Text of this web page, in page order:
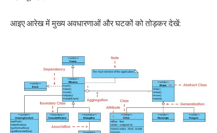
आइए आरेख में मुख्य अवधारणाओं और घटकों को तोड़कर देखें: